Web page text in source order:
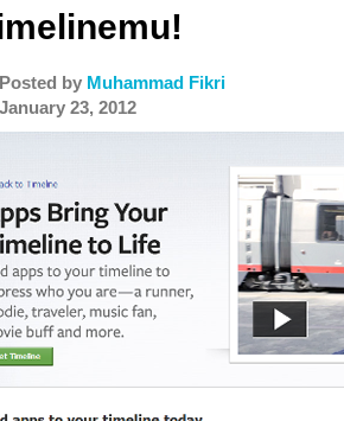
Posted by Muhammad Fikri
January 23, 2012